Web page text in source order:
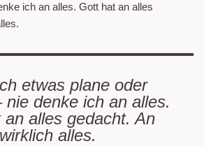
ich an alles. Gott hat an alles
etwas plane oder
nie denke ich an alles.
an alles gedacht. An
wirklich alles.